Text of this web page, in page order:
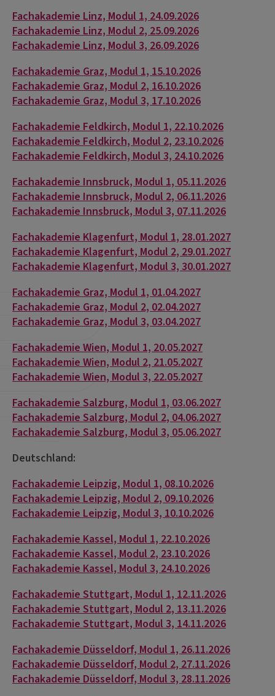
Fachakademie Linz, Modul 1, 24.09.2026
Fachakademie Linz, Modul 2, 25.09.2026
Fachakademie Linz, Modul 3, 26.09.2026
Fachakademie Graz, Modul 1, 15.10.2026
Fachakademie Graz, Modul 2, 16.10.2026
Fachakademie Graz, Modul 3, 17.10.2026
Fachakademie Feldkirch, Modul 1, 22.10.2026
Fachakademie Feldkirch, Modul 2, 23.10.2026
Fachakademie Feldkirch, Modul 3, 24.10.2026
Fachakademie Innsbruck, Modul 1, 05.11.2026
Fachakademie Innsbruck, Modul 2, 06.11.2026
Fachakademie Innsbruck, Modul 3, 07.11.2026
Fachakademie Klagenfurt, Modul 1, 28.01.2027
Fachakademie Klagenfurt, Modul 2, 29.01.2027
Fachakademie Klagenfurt, Modul 3, 30.01.2027
Fachakademie Graz, Modul 1, 01.04.2027
Fachakademie Graz, Modul 2, 02.04.2027
Fachakademie Graz, Modul 3, 03.04.2027
Fachakademie Wien, Modul 1, 20.05.2027
Fachakademie Wien, Modul 2, 21.05.2027
Fachakademie Wien, Modul 3, 22.05.2027
Fachakademie Salzburg, Modul 1, 03.06.2027
Fachakademie Salzburg, Modul 2, 04.06.2027
Fachakademie Salzburg, Modul 3, 05.06.2027
Deutschland:
Fachakademie Leipzig, Modul 1, 08.10.2026
Fachakademie Leipzig, Modul 2, 09.10.2026
Fachakademie Leipzig, Modul 3, 10.10.2026
Fachakademie Kassel, Modul 1, 22.10.2026
Fachakademie Kassel, Modul 2, 23.10.2026
Fachakademie Kassel, Modul 3, 24.10.2026
Fachakademie Stuttgart, Modul 1, 12.11.2026
Fachakademie Stuttgart, Modul 2, 13.11.2026
Fachakademie Stuttgart, Modul 3, 14.11.2026
Fachakademie Düsseldorf, Modul 1, 26.11.2026
Fachakademie Düsseldorf, Modul 2, 27.11.2026
Fachakademie Düsseldorf, Modul 3, 28.11.2026